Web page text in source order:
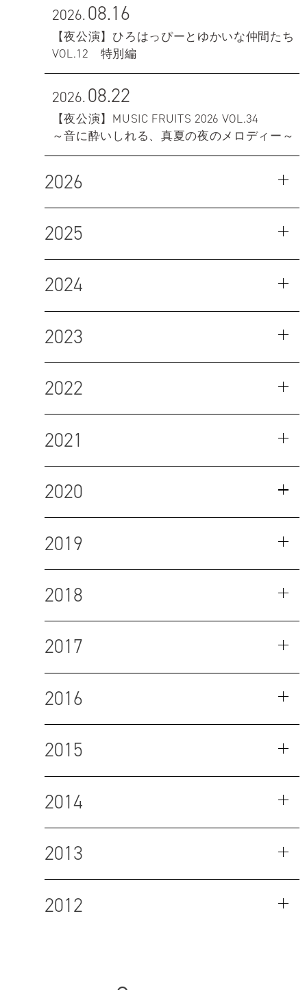
2026.08.16
【夜公演】ひろはっぴーとゆかいな仲間たち
VOL.12 特別編
2026.08.22
【夜公演】MUSIC FRUITS 2026 VOL.34
～音に酔いしれる、真夏の夜のメロディー～
2026
2025
2024
2023
2022
2021
2020
2019
2018
2017
2016
2015
2014
2013
2012